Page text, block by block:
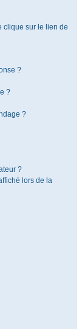
clique sur le lien de
?
?
?
?
lors de la